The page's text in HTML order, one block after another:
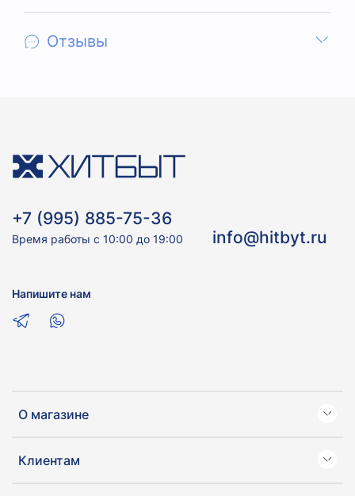
Отзывы
О магазине
Клиентам
+7 (995) 885-75-36
Время работы с 10:00 до 19:00 info@hitbyt.ru
Напишите нам